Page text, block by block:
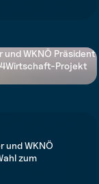
und WKNÖ
zum